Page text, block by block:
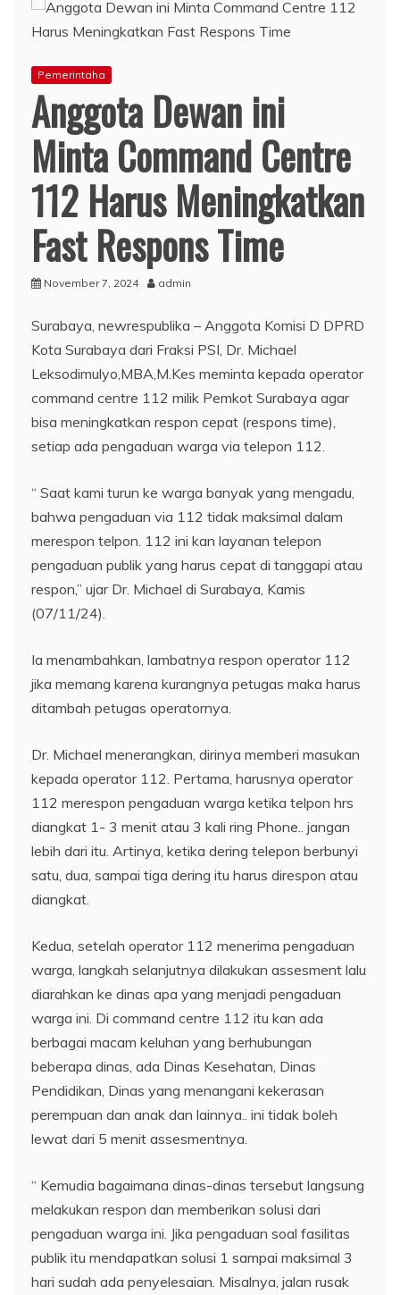
Pemerintaha
Anggota Dewan ini
Minta Command Centre
112 Harus Meningkatkan
Fast Respons Time
November 7, 2024 admin
Surabaya, newrespublika – Anggota Komisi D DPRD
Kota Surabaya dari Fraksi PSI, Dr. Michael
Leksodimulyo,MBA,M.Kes meminta kepada operator
command centre 112 milik Pemkot Surabaya agar
bisa meningkatkan respon cepat (respons time),
setiap ada pengaduan warga via telepon 112.
“ Saat kami turun ke warga banyak yang mengadu,
bahwa pengaduan via 112 tidak maksimal dalam
merespon telpon. 112 ini kan layanan telepon
pengaduan publik yang harus cepat di tanggapi atau
respon,” ujar Dr. Michael di Surabaya, Kamis
(07/11/24).
Ia menambahkan, lambatnya respon operator 112
jika memang karena kurangnya petugas maka harus
ditambah petugas operatornya.
Dr. Michael menerangkan, dirinya memberi masukan
kepada operator 112. Pertama, harusnya operator
112 merespon pengaduan warga ketika telpon hrs
diangkat 1- 3 menit atau 3 kali ring Phone.. jangan
lebih dari itu. Artinya, ketika dering telepon berbunyi
satu, dua, sampai tiga dering itu harus direspon atau
diangkat.
Kedua, setelah operator 112 menerima pengaduan
warga, langkah selanjutnya dilakukan assesment lalu
diarahkan ke dinas apa yang menjadi pengaduan
warga ini. Di command centre 112 itu kan ada
berbagai macam keluhan yang berhubungan
beberapa dinas, ada Dinas Kesehatan, Dinas
Pendidikan, Dinas yang menangani kekerasan
perempuan dan anak dan lainnya.. ini tidak boleh
lewat dari 5 menit assesmentnya.
“ Kemudia bagaimana dinas-dinas tersebut langsung
melakukan respon dan memberikan solusi dari
pengaduan warga ini. Jika pengaduan soal fasilitas
publik itu mendapatkan solusi 1 sampai maksimal 3
hari sudah ada penyelesaian. Misalnya, jalan rusak